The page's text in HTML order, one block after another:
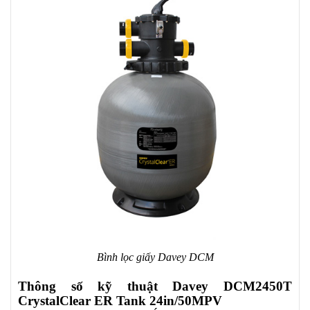
Bình lọc giấy DaveyDCM
Thông số kỹ thuật Davey DCM2450T
CrystalClear ER Tank 24in/50MPV